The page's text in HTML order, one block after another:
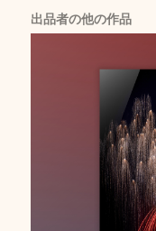
出品者の他の作品